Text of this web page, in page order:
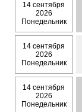
14 сентября
2026
Понедельник
14 сентября
2026
Понедельник
14 сентября
2026
Понедельник